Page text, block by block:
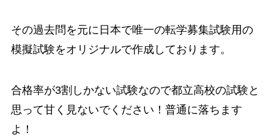
その過去問を元に日本で唯一の転学募集試験用の
模擬試験をオリジナルで作成しております。
合格率が3割しかない試験なので都立高校の試験と
思って甘く見ないでください！普通に落ちます
よ！